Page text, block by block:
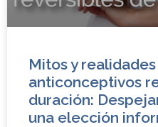
Mitos y
anticonceptivos
duración:
una elección